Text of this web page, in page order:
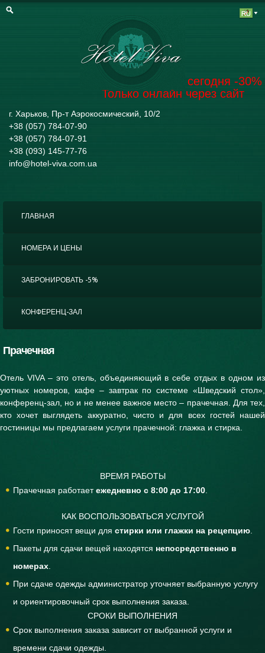
г. Харьков, Пр-т Аэрокосмический, 10/2
+38 (057) 784-07-90
+38 (057) 784-07-91
+38 (093) 145-77-76
info@hotel-viva.com.ua
Забронировать на сегодня -30%
Только онлайн через сайт
ГЛАВНАЯ
НОМЕРА И ЦЕНЫ
ЗАБРОНИРОВАТЬ -5%
КОНФЕРЕНЦ-ЗАЛ
Прачечная
Отель VIVA – это отель, объединяющий в себе отдых в одном из
уютных номеров, кафе – завтрак по системе «Шведский стол»,
конференц-зал, но и не менее важное место – прачечная. Для тех,
кто хочет выглядеть аккуратно, чисто и для всех гостей нашей
гостиницы мы предлагаем услуги прачечной: глажка и стирка.
ВРЕМЯ РАБОТЫ
Прачечная работаетежедневно с 8:00 до 17:00
КАК ВОСПОЛЬЗОВАТЬСЯ УСЛУГОЙ
Гости приносят вещи для стирки или глажки на рецепцию
Пакеты для сдачи вещей находятся непосредственно в
номерах
При сдаче одежды администратор уточняет выбранную услугу
и ориентировочный срок выполнения заказа.
СРОКИ ВЫПОЛНЕНИЯ
Срок выполнения заказа зависит от выбранной услуги и
времени сдачи одежды.